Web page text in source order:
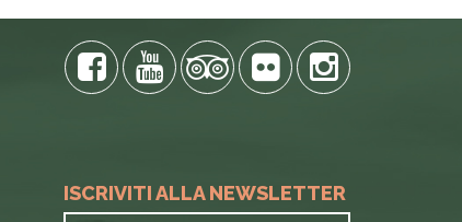
ISCRIVITI ALLA NEWSLETTER